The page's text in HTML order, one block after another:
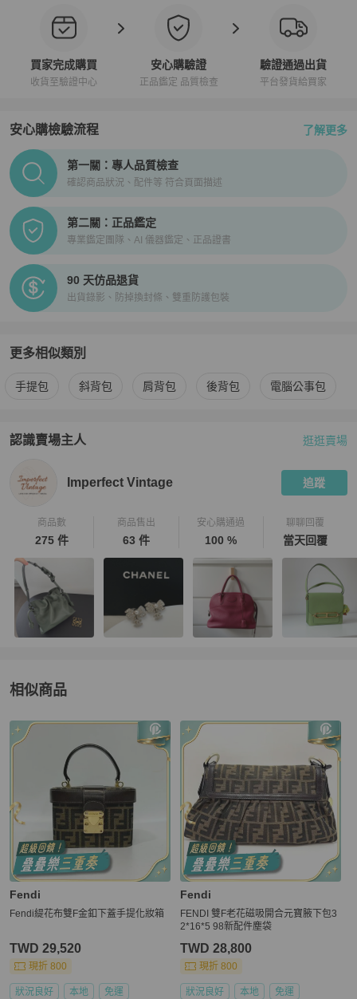
買家完成購買
收貨至驗證中心
安心購驗證
正品鑑定 品質檢查
驗證通過出貨
平台發貨給買家
安心購檢驗流程 了解更多
PopChill拍拍圈正品驗證、安心購檢驗流程介紹
第一關：專人品質檢查
確認商品狀況、配件等 符合頁面描述
第二關：正品鑑定
專業鑑定團隊、AI 儀器鑑定、正品證書
90 天仿品退貨
出貨錄影、防掉換封條、雙重防護包裝
更多相似類別
更多Fendi 男包相似商品推薦
手提包 斜背包 肩背包 後背包 電腦公事包
認識賣場主人
PopChill 拍拍圈嚴選賣家
逛逛賣場
Imperfect Vintage 追蹤
商品數
275 件
商品售出
63 件
安心購通過
100 %
聊聊回覆
當天回覆
相似商品
更多相似Fendi男包推薦精品
Fendi
Fendi緹花布雙F金釦下蓋手提化妝箱
TWD 29,520
現折 800
狀況良好 本地 免運
Fendi
FENDI 雙F老花磁吸開合元寶腋下包3
2*16*5 98新配件塵袋
TWD 28,800
現折 800
狀況良好 本地 免運